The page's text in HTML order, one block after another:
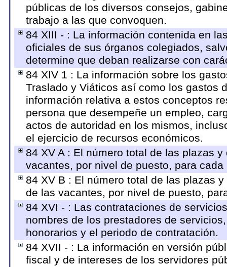
públicas de los diversos consejos,
trabajo a las que convoquen.
84 XIII - : La información contenida en
oficiales de sus órganos colegiados,
determine que deban realizarse con
84 XIV 1 : La información sobre los
Traslado y Viáticos así como los gastos
información relativa a estos conceptos
persona que desempeñe un empleo,
actos de autoridad en los mismos,
el ejercicio de recursos económicos.
84 XV A : El número total de las plazas
vacantes, por nivel de puesto, para
84 XV B : El número total de las plazas
de las vacantes, por nivel de puesto,
84 XVI - : Las contrataciones de
nombres de los prestadores de
honorarios y el periodo de contratación.
84 XVII - : La información en versión
fiscal y de intereses de los servidores